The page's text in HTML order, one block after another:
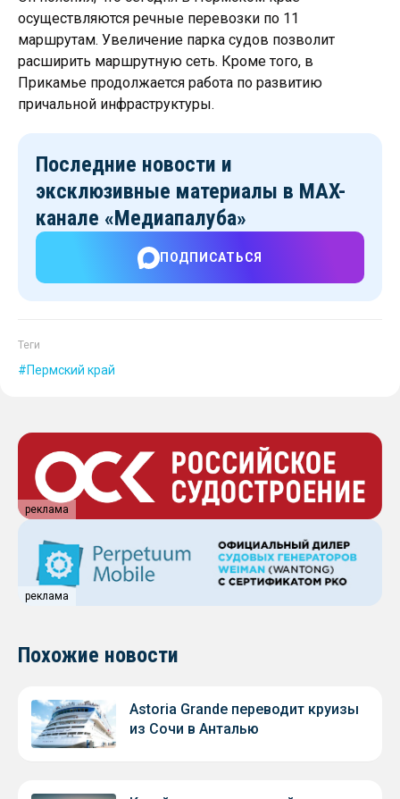
осуществляются речные перевозки по 11
маршрутам. Увеличение парка судов позволит
расширить маршрутную сеть. Кроме того, в
Прикамье продолжается работа по развитию
причальной инфраструктуры.
Последние новости и
эксклюзивные материалы в MAX-
канале «Медиапалуба»
ПОДПИСАТЬСЯ
Теги
Пермский край
реклама
реклама
Похожие новости
Astoria Grande переводит круизы
из Сочи в Анталью